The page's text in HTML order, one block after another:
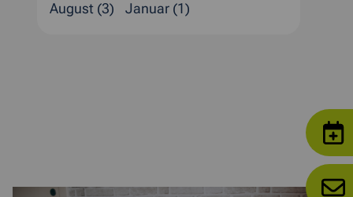
August (3)
Januar (1)